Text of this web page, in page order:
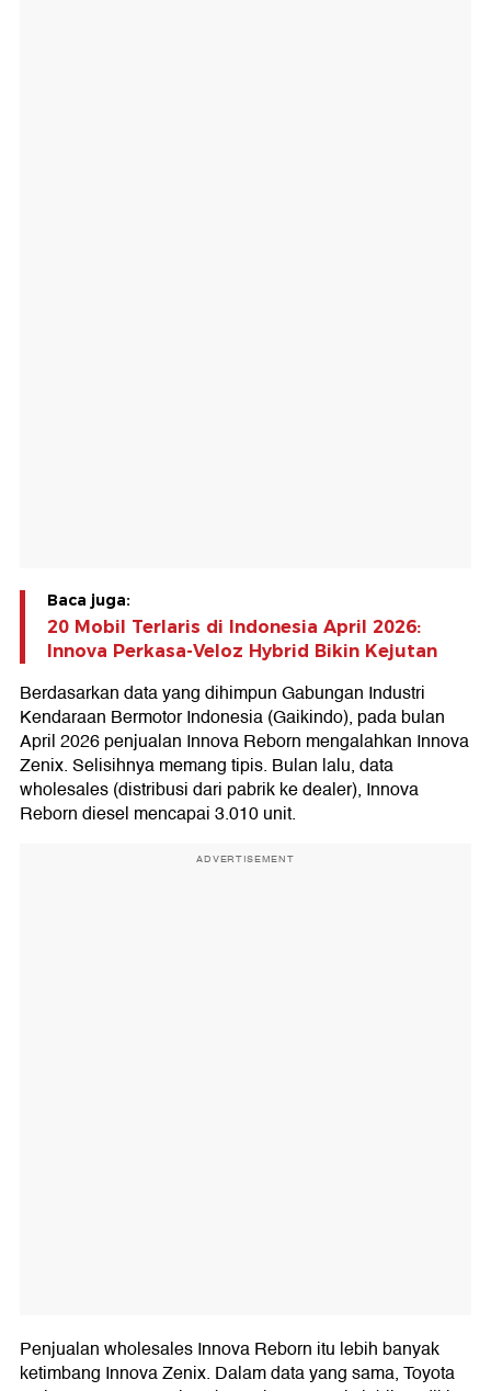
Baca juga:
20 Mobil Terlaris di Indonesia April 2026:
Innova Perkasa-Veloz Hybrid Bikin Kejutan
Berdasarkan data yang dihimpun Gabungan Industri
Kendaraan Bermotor Indonesia (Gaikindo), pada bulan
April 2026 penjualan Innova Reborn mengalahkan Innova
Zenix. Selisihnya memang tipis. Bulan lalu, data
wholesales (distribusi dari pabrik ke dealer), Innova
Reborn diesel mencapai 3.010 unit.
ADVERTISEMENT
Penjualan wholesales Innova Reborn itu lebih banyak
ketimbang Innova Zenix. Dalam data yang sama, Toyota